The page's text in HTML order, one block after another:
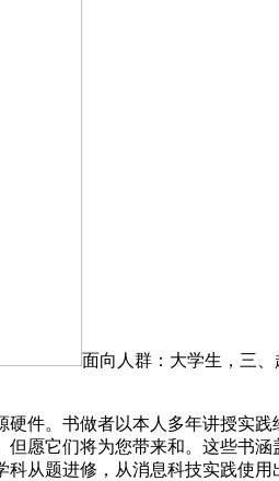
面向人群：大学生，三
。书做者以本人多年讲授实践
愿它们将为您带来和。这些书
从题进修，从消息科技实践使用